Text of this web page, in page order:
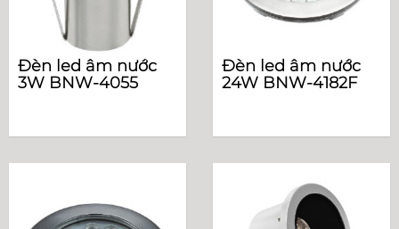
Đèn led âm nước
3W BNW-4055
Đèn led âm nước
24W BNW-4182F